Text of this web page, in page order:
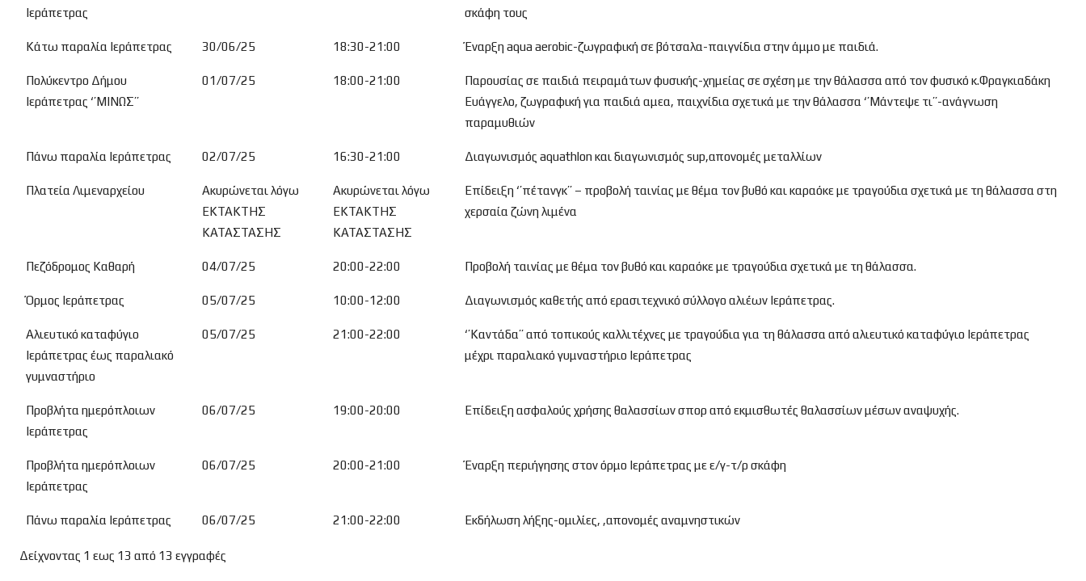
Ιεράπετρας
σκάφη τους
Κάτω παραλία Ιεράπετρας 30/06/25 18:30-21:00 Έναρξη aqua aerobic-ζωγραφική σε βότσαλα-παιγνίδια στην άμμο με παιδιά.
Πολύκεντρο Δήμου
Ιεράπετρας ‘’ΜΙΝΩΣ’’
01/07/25 18:00-21:00
Παρουσίας σε παιδιά πειραμάτων φυσικής-χημείας σε σχέση με την θάλασσα από τον φυσικό κ.Φραγκιαδάκη
Ευάγγελο, ζωγραφική για παιδιά αμεα, παιχνίδια σχετικά με την θάλασσα ‘’Μάντεψε τι’’-ανάγνωση
παραμυθιών
Πάνω παραλία Ιεράπετρας 02/07/25 16:30-21:00 Διαγωνισμός aquathlon και διαγωνισμός sup,απονομές μεταλλίων
Πλατεία Λιμεναρχείου
Ακυρώνεται λόγω
ΕΚΤΑΚΤΗΣ
ΚΑΤΑΣΤΑΣΗΣ
Ακυρώνεται λόγω
ΕΚΤΑΚΤΗΣ
ΚΑΤΑΣΤΑΣΗΣ
Επίδειξη ‘’πέτανγκ’’ – προβολή ταινίας με θέμα τον βυθό και καραόκε με τραγούδια σχετικά με τη θάλασσα στη
χερσαία ζώνη λιμένα
Πεζόδρομος Καθαρή 04/07/25 20:00-22:00 Προβολή ταινίας με θέμα τον βυθό και καραόκε με τραγούδια σχετικά με τη θάλασσα.
Όρμος Ιεράπετρας 05/07/25 10:00-12:00 Διαγωνισμός καθετής από ερασιτεχνικό σύλλογο αλιέων Ιεράπετρας.
Αλιευτικό καταφύγιο
Ιεράπετρας έως παραλιακό
γυμναστήριο
05/07/25 21:00-22:00
‘’Καντάδα’’ από τοπικούς καλλιτέχνες με τραγούδια για τη θάλασσα από αλιευτικό καταφύγιο Ιεράπετρας
μέχρι παραλιακό γυμναστήριο Ιεράπετρας
Προβλήτα ημερόπλοιων
Ιεράπετρας
06/07/25 19:00-20:00 Επίδειξη ασφαλούς χρήσης θαλασσίων σπορ από εκμισθωτές θαλασσίων μέσων αναψυχής.
Προβλήτα ημερόπλοιων
Ιεράπετρας
06/07/25 20:00-21:00 Έναρξη περιήγησης στον όρμο Ιεράπετρας με ε/γ-τ/ρ σκάφη
Πάνω παραλία Ιεράπετρας 06/07/25 21:00-22:00 Εκδήλωση λήξης-ομιλίες, ,απονομές αναμνηστικών
Δείχνοντας 1 εως 13 από 13 εγγραφές